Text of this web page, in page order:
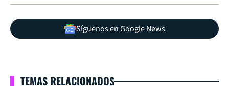
Síguenos en Google News
TEMAS RELACIONADOS